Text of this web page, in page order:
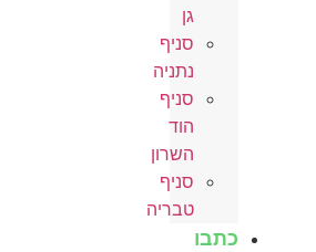
גן
סניף
נתניה
סניף
הוד
השרון
סניף
טבריה
כתבו